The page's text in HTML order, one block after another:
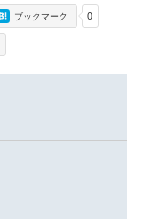
0
ブックマーク